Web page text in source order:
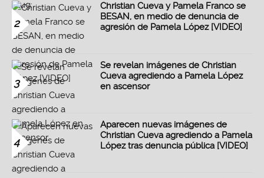
2
Christian Cueva y Pamela Franco se
BESAN, en medio de denuncia de
agresión de Pamela López [VIDEO]
3
Se revelan imágenes de Christian
Cueva agrediendo a Pamela López
en ascensor
4
Aparecen nuevas imágenes de
Christian Cueva agrediendo a Pamela
López tras denuncia pública [VIDEO]